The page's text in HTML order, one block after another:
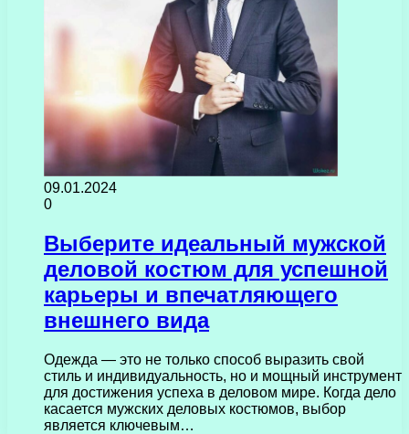
09.01.2024
0
Выберите идеальный мужской
деловой костюм для успешной
карьеры и впечатляющего
внешнего вида
Одежда — это не только способ выразить свой
стиль и индивидуальность, но и мощный инструмент
для достижения успеха в деловом мире. Когда дело
касается мужских деловых костюмов, выбор
является ключевым…